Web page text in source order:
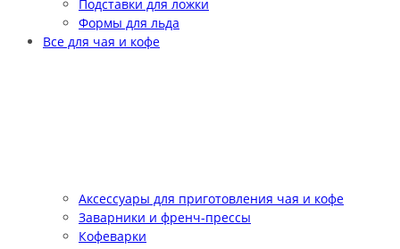
Подставки для ложки
Формы для льда
Все для чая и кофе
Аксессуары для приготовления чая и кофе
Заварники и френч-прессы
Кофеварки